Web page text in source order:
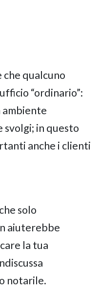
qualcuno
“ordinario”:
ambiente
svolgi; in questo
anche i clienti
solo
aiuterebbe
la tua
notarile.